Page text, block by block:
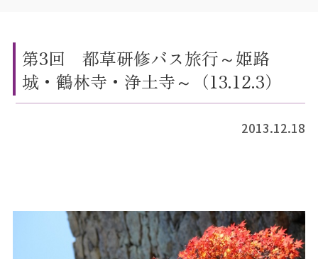
第3回 都草研修バス旅行～姫路
城・鶴林寺・浄土寺～（13.12.3）
2013.12.18